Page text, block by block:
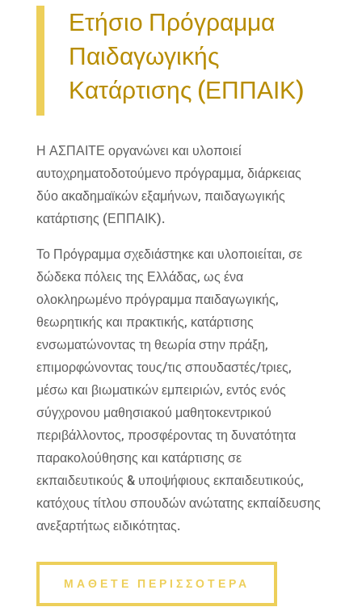
Ετήσιο Πρόγραμμα
Παιδαγωγικής
Κατάρτισης (ΕΠΠΑΙΚ)
Η ΑΣΠΑΙΤΕ οργανώνει και υλοποιεί
αυτοχρηματοδοτούμενο πρόγραμμα, διάρκειας
δύο ακαδημαϊκών εξαμήνων, παιδαγωγικής
κατάρτισης (ΕΠΠΑΙΚ).
Το Πρόγραμμα σχεδιάστηκε και υλοποιείται, σε
δώδεκα πόλεις της Ελλάδας, ως ένα
ολοκληρωμένο πρόγραμμα παιδαγωγικής,
θεωρητικής και πρακτικής, κατάρτισης
ενσωματώνοντας τη θεωρία στην πράξη,
επιμορφώνοντας τους/τις σπουδαστές/τριες,
μέσω και βιωματικών εμπειριών, εντός ενός
σύγχρονου μαθησιακού μαθητοκεντρικού
περιβάλλοντος, προσφέροντας τη δυνατότητα
παρακολούθησης και κατάρτισης σε
εκπαιδευτικούς & υποψήφιους εκπαιδευτικούς,
κατόχους τίτλου σπουδών ανώτατης εκπαίδευσης
ανεξαρτήτως ειδικότητας.
ΜΑΘΕΤΕ ΠΕΡΙΣΣΟΤΕΡΑ